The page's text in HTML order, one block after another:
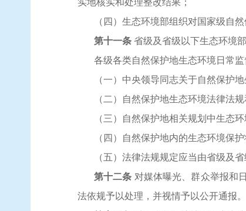
实地核实和处理整改结果；
（四）生态环境部组织对国家级自
第十一条 省级及省级以下生态环境
各级各类自然保护地生态环境日常监
（一）中央领导同志关于自然保护
（二）自然保护地生态环境法律法
（三）自然保护地相关规划中生态
（四）自然保护地内的生态环境保
（五）法律法规规定应当由省级及
第十二条 对媒体曝光、群众举报和
法依规予以处理，并视情予以公开通报。